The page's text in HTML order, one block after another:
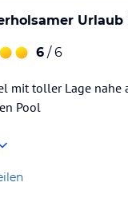
6 / 6
mit toller Lage nahe
Pool